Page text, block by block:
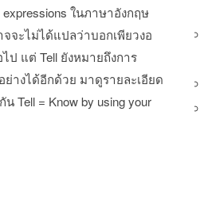
expressions ในภาษาอังกฤษ
จจะไม่ได้แปลว่าบอกเพียวงอ
ป แต่ Tell ยังหมายถึงการ
ย่างได้อีกด้วย มาดูรายละเอียด
Tell = Know by using your